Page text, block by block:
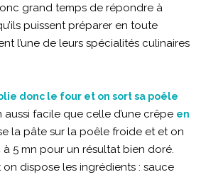
grand temps de répondre à
puissent préparer en toute
l’une de leurs spécialités culinaires
donc le four et on sort sa poêle
facile que celle d’une crêpe en
la pâte sur la poêle froide et et on
5 mn pour un résultat bien doré.
dispose les ingrédients : sauce